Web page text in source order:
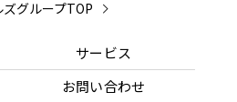
グループTOP
サービス
お問い合わせ